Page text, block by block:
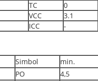
TC 0
VCC 3.1
ICC -
Simbol min.
PO 4,5